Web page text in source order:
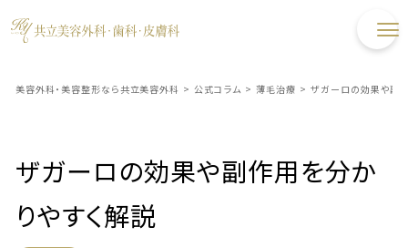
美容外科・美容整形なら共立美容外科 > 公式コラム > 薄毛治療 > ザガーロの効果や副
ザガーロの効果や副作用を分か
りやすく解説